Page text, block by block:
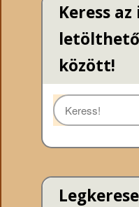
Keress
között!